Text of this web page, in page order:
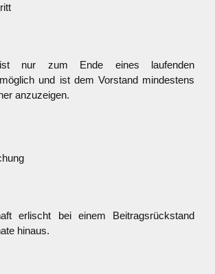
nur zum Ende eines laufenden
und ist dem Vorstand mindestens
anzuzeigen.
erlischt bei einem Beitragsrückstand
hinaus.